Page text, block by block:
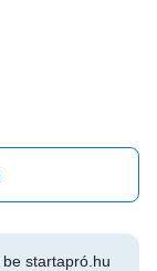
startapró.hu